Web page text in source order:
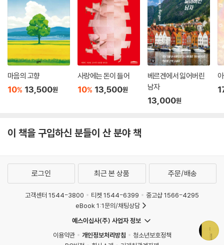
마음의 고향
10% 13,500원
사랑에는 돈이 들어
10% 13,500원
베르겐에서 잃어버린
남자
13,000원
이 책을 구입하신 분들이 산 분야 책
로그인 최근 본 상품 주문/배송
고객센터 1544-3800 티켓 1544-6399
중고샵 1566-4295
eBook 1:1문의/채팅상담
예스이십사(주) 사업자 정보
이용약관
개인정보처리방침
청소년보호정책